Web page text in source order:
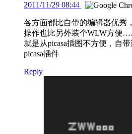
2011/11/29 08:44
各方面都比自带的编辑器优秀
操作也比另外装个WLW方便
就是从picasa插图不方便，自
picasa插件
Reply